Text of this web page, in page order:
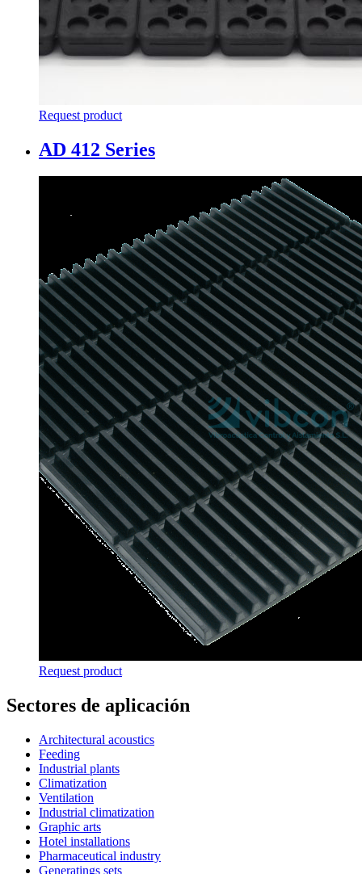
Request product
AD 412 Series
Request product
Sectores de aplicación
Architectural acoustics
Feeding
Industrial plants
Climatization
Ventilation
Industrial climatization
Graphic arts
Hotel installations
Pharmaceutical industry
Generatings sets